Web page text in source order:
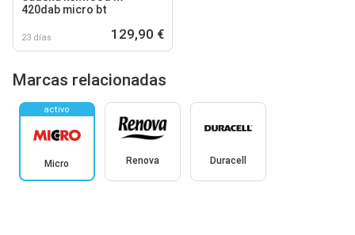
420dab micro bt
23 días 129,90 €
Marcas relacionadas
activo
Micro Renova Duracell